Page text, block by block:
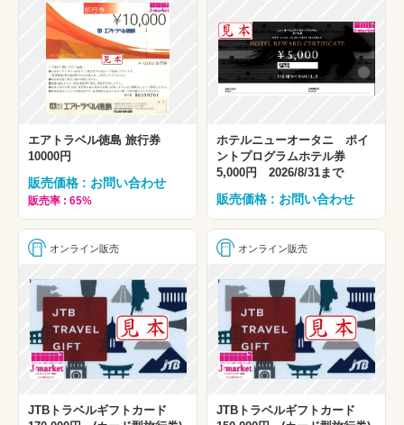
エアトラベル徳島 旅行券
10000円
販売価格 : お問い合わせ
販売率 : 65%
ホテルニューオータニ ポイ
ントプログラムホテル券
5,000円 2026/8/31まで
販売価格 : お問い合わせ
オンライン販売
JTBトラベルギフトカード
オンライン販売
JTBトラベルギフトカード